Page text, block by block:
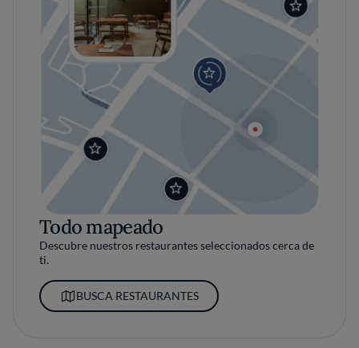
Todo mapeado
Descubre nuestros restaurantes seleccionados cerca de
ti.
BUSCA RESTAURANTES